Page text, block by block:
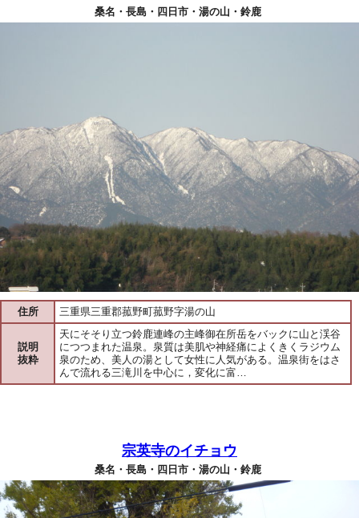
桑名・長島・四日市・湯の山・鈴鹿
住所 三重県三重郡菰野町菰野字湯の山
説明
抜粋
天にそそり立つ鈴鹿連峰の主峰御在所岳をバックに山と渓谷
につつまれた温泉。泉質は美肌や神経痛によくきくラジウム
泉のため、美人の湯として女性に人気がある。温泉街をはさ
んで流れる三滝川を中心に，変化に富…
宗英寺のイチョウ
桑名・長島・四日市・湯の山・鈴鹿